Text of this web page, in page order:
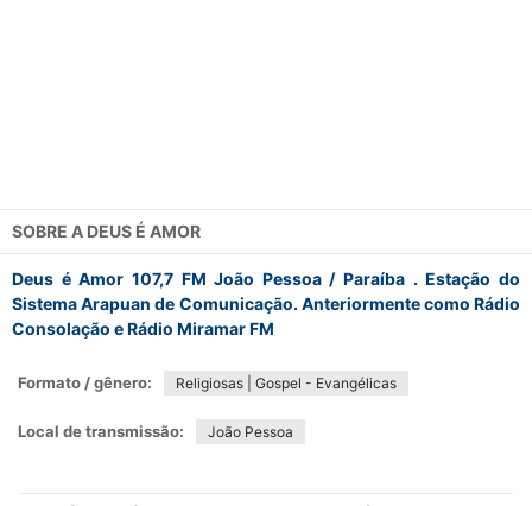
SOBRE A DEUS É AMOR
Deus é Amor 107,7 FM João Pessoa / Paraíba . Estação do
Sistema Arapuan de Comunicação. Anteriormente como Rádio
Consolação e Rádio Miramar FM
Formato / gênero: Religiosas | Gospel - Evangélicas
Local de transmissão: João Pessoa